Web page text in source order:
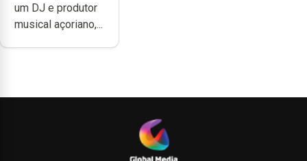
difícil é
produzir uma
música”
um DJ e produtor
musical açoriano,...